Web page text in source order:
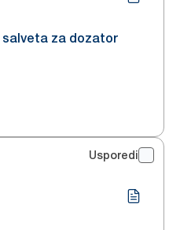
za dozator
Usporedi